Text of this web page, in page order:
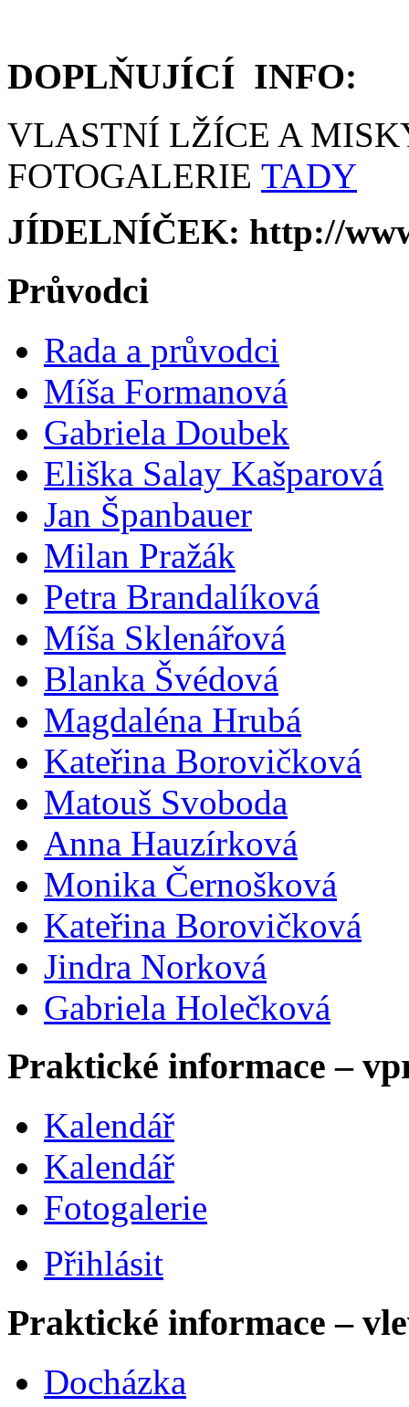
DOPLŇUJÍCÍ INFO:
VLASTNÍ LŽÍCE A
FOTOGALERIE TADY
JÍDELNÍČEK: http://
Průvodci
Rada a průvodci
Míša Formanová
Gabriela Doubek
Eliška Salay Kašparová
Jan Španbauer
Milan Pražák
Petra Brandalíková
Míša Sklenářová
Blanka Švédová
Magdaléna Hrubá
Kateřina Borovičková
Matouš Svoboda
Anna Hauzírková
Monika Černošková
Kateřina Borovičková
Jindra Norková
Gabriela Holečková
Praktické informace –
Kalendář
Kalendář
Fotogalerie
Přihlásit
Praktické informace –
Docházka